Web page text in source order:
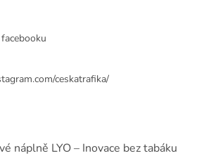
ceskatrafika/
náplně LYO – Inovace bez tabáku